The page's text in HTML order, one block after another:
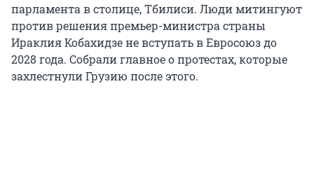
парламента в столице, Тбилиси. Люди митингуют
против решения премьер-министра страны
Ираклия Кобахидзе не вступать в Евросоюз до
2028 года. Собрали главное о протестах, которые
захлестнули Грузию после этого.